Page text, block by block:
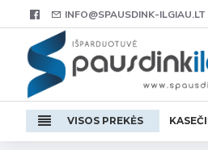
INFO@SPAUSDINK-ILGIAU.LT
VISOS PREKĖS